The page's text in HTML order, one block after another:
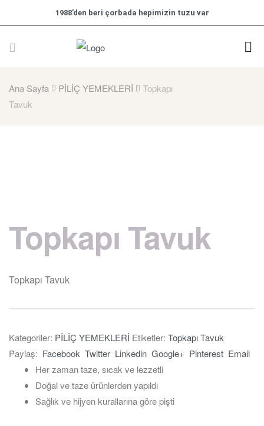
1988’den beri çorbada hepimizin tuzu var
Ana Sayfa PİLİÇ YEMEKLERİ
Topkapı
Tavuk
Topkapı Tavuk
Topkapı Tavuk
Kategoriler: PİLİÇ YEMEKLERİ Etiketler: Topkapı Tavuk
Paylaş: Facebook Twitter Linkedin Google+ Pinterest Email
Her zaman taze, sıcak ve lezzetli
Doğal ve taze ürünlerden yapıldı
Sağlık ve hijyen kurallarına göre pişti